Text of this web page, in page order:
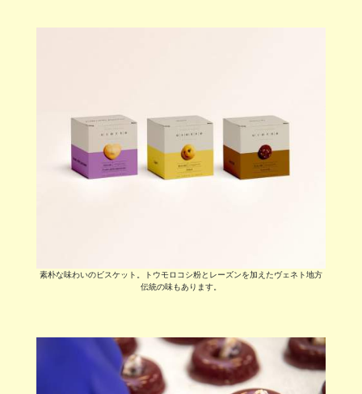
素朴な味わいのビスケット。トウモロコシ粉とレーズンを加えたヴェネト地方
伝統の味もあります。